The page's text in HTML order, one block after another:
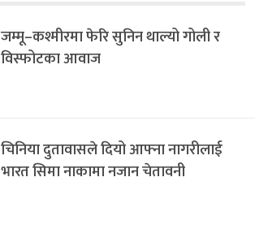
जम्मू–कश्मीरमा फेरि सुनिन थाल्यो गोली र
विस्फोटका आवाज
चिनिया दुतावासले दियो आफ्ना नागरीलाई
भारत सिमा नाकामा नजान चेतावनी